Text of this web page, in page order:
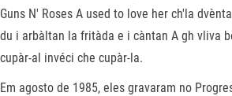
Guns N' Roses A used to love her ch'la
du i arbàltan la fritàda e i càntan A gh vliva
cupàr-al invéci che cupàr-la.
Em agosto de 1985, eles gravaram no